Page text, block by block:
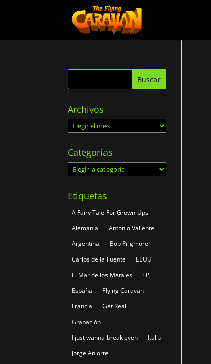
Archivos
Archivos
Categorías
Categorías
Etiquetas
A Fairy Tale For Grown-Ups
Alemania
Antonio Valiente
Argentina
Bob Prigmore
Carlos de la Fuente
EEUU
El Mar de los Metales
EP
España
Flying Caravan
Francia
Get Real
Grabación
I just wanna break even
Italia
Jorge Aniorte